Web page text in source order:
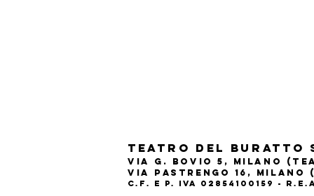
Teatro del Buratto
Via G. Bovio 5, Milano
Via Pastrengo 16, Milano
C.F. e P. Iva 02854100159 -